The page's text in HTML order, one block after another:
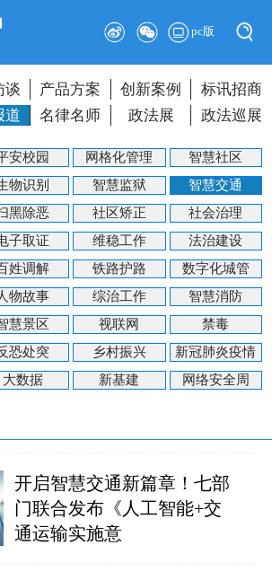
pc版
谈 产品方案 创新案例
标讯招商
道 名律名师 政法展 政法巡展
安校园 网格化管理
智慧社区
物识别 智慧监狱
智慧交通
黑除恶 社区矫正
社会治理
子取证 维稳工作
法治建设
姓调解 铁路护路
数字化城管
物故事 综治工作
智慧消防
慧景区 视联网
禁毒
恐处突 乡村振兴
新冠肺炎疫情
大数据 新基建 网络安全周
开启智慧交通新篇章！七部
门联合发布《人工智能+交
通运输实施意